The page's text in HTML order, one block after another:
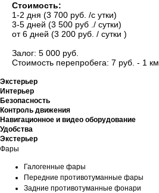
Стоимость:
1-2 дня (3 700 руб. /с утки)
3-5 дней (3 500 руб ./ сутки)
от 6 дней (3 200 руб. / сутки )
Залог: 5 000 руб.
Стоимость перепробега: 7 руб. - 1 км
Экстерьер
Интерьер
Безопасность
Контроль движения
Навигационное и видео оборудование
Удобства
Экстерьер
Фары
Галогенные фары
Передние противотуманные фары
Задние противотуманные фонари